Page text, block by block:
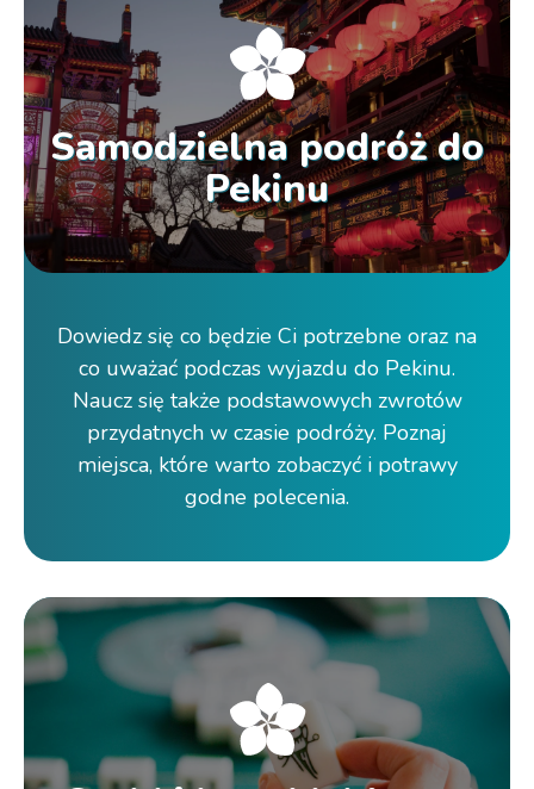
Samodzielna podróż do
Pekinu
Dowiedz się co będzie Ci potrzebne oraz na
co uważać podczas wyjazdu do Pekinu.
Naucz się także podstawowych zwrotów
przydatnych w czasie podróży. Poznaj
miejsca, które warto zobaczyć i potrawy
godne polecenia.